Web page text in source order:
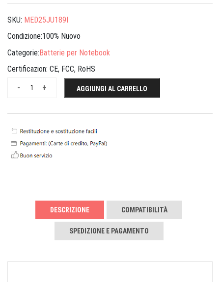
SKU: MED25JU189I
Condizione:100% Nuovo
Categorie:Batterie per Notebook
Certificazion: CE, FCC, RoHS
+
- AGGIUNGI AL CARRELLO
DESCRIZIONE COMPATIBILITÀ
SPEDIZIONE E PAGAMENTO